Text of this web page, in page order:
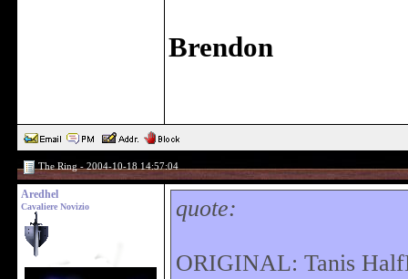
Brendon
The Ring - 2004-10-18 14:57:04
Aredhel
Cavaliere Novizio quote:
ORIGINAL: Tanis